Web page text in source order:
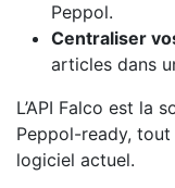
Peppol.
Centraliser
articles dans
L’API Falco est la
Peppol-ready,
logiciel actuel.